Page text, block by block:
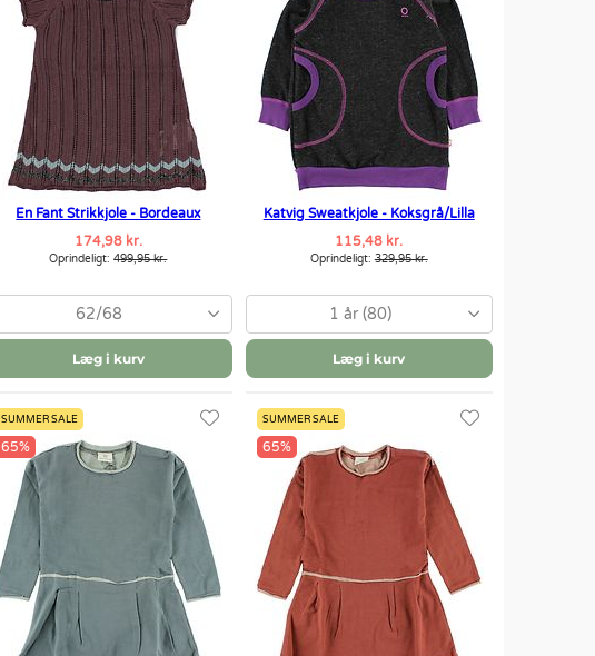
En Fant Strikkjole - Bordeaux
174,98 kr.
Oprindeligt:499,95 kr.
62/68
Læg i kurv
Katvig Sweatkjole - Koksgrå/Lilla
115,48 kr.
Oprindeligt:329,95 kr.
1 år (80)
Læg i kurv
SUMMER SALE
65%
SUMMER SALE
65%